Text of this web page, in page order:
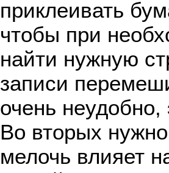
приклеивать
чтобы при
найти нужную
записи
очень неудобно,
Во вторых
мелочь влияет